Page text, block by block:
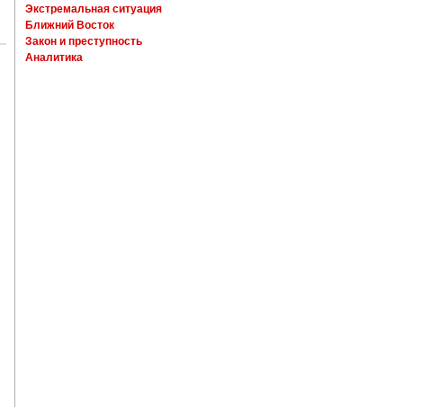
Экстремальная ситуация
Ближний Восток
Закон и преступность
Аналитика